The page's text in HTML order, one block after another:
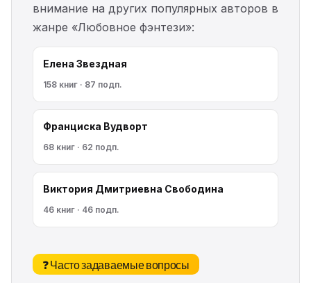
внимание на других популярных авторов в
жанре «Любовное фэнтези»:
Елена Звездная
158 книг · 87 подп.
Франциска Вудворт
68 книг · 62 подп.
Виктория Дмитриевна Свободина
46 книг · 46 подп.
❓ Часто задаваемые вопросы